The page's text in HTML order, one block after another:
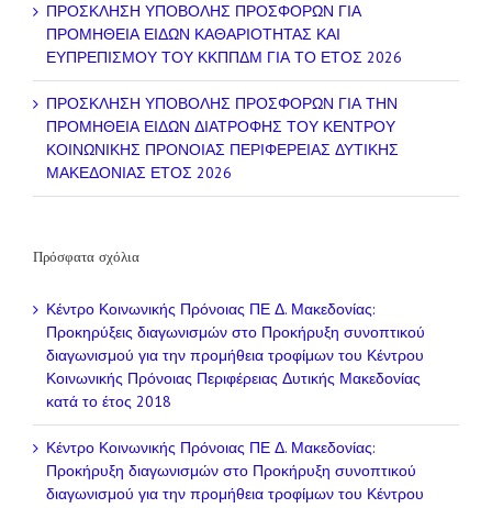
ΠΡΟΣΚΛΗΣΗ ΥΠΟΒΟΛΗΣ ΠΡΟΣΦΟΡΩΝ ΓΙΑ
ΠΡΟΜΗΘΕΙΑ ΕΙΔΩΝ ΚΑΘΑΡΙΟΤΗΤΑΣ ΚΑΙ
ΕΥΠΡΕΠΙΣΜΟΥ ΤΟΥ ΚΚΠΠΔΜ ΓΙΑ ΤΟ ΕΤΟΣ 2026
ΠΡΟΣΚΛΗΣΗ ΥΠΟΒΟΛΗΣ ΠΡΟΣΦΟΡΩΝ ΓΙΑ ΤΗΝ
ΠΡΟΜΗΘΕΙΑ ΕΙΔΩΝ ΔΙΑΤΡΟΦΗΣ ΤΟΥ ΚΕΝΤΡΟΥ
ΚΟΙΝΩΝΙΚΗΣ ΠΡΟΝΟΙΑΣ ΠΕΡΙΦΕΡΕΙΑΣ ΔΥΤΙΚΗΣ
ΜΑΚΕΔΟΝΙΑΣ ΕΤΟΣ 2026
Πρόσφατα σχόλια
Κέντρο Κοινωνικής Πρόνοιας ΠΕ Δ. Μακεδονίας:
Προκηρύξεις διαγωνισμών στο Προκήρυξη συνοπτικού
διαγωνισμού για την προμήθεια τροφίμων του Κέντρου
Κοινωνικής Πρόνοιας Περιφέρειας Δυτικής Μακεδονίας
κατά το έτος 2018
Κέντρο Κοινωνικής Πρόνοιας ΠΕ Δ. Μακεδονίας:
Προκήρυξη διαγωνισμών στο Προκήρυξη συνοπτικού
διαγωνισμού για την προμήθεια τροφίμων του Κέντρου